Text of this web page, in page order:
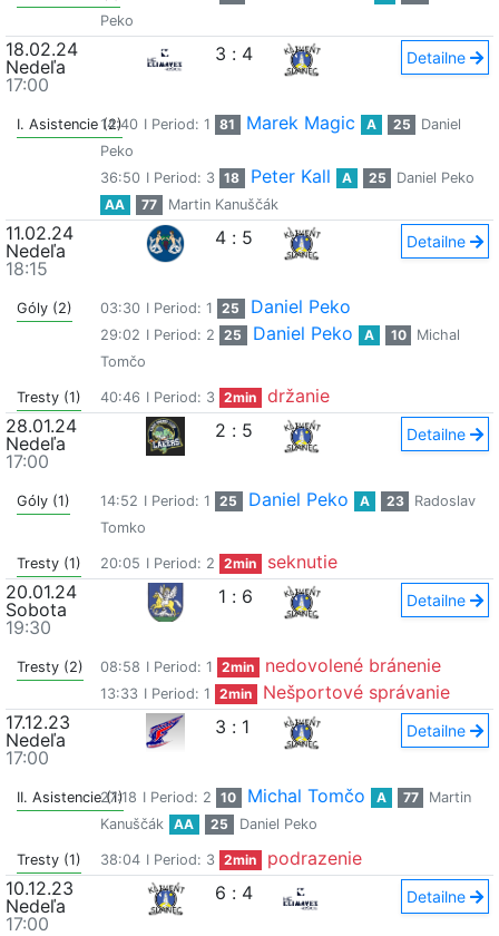
Peko
18.02.24
Nedeľa
17:00
3 : 4 Detailne
I. Asistencie (2)
14:40 I Period: 1 81 Marek Magic A 25
Daniel
Peko
36:50 I Period: 3 18 Peter Kall A 25
Daniel Peko
AA
77 Martin Kanuščák
11.02.24
Nedeľa
18:15
4 : 5 Detailne
Góly (2) 03:30 I Period: 1 25 Daniel Peko
29:02 I Period: 2 25 Daniel Peko A 10
Michal
Tomčo
Tresty (1) 40:46 I Period: 3 2min
držanie
28.01.24
Nedeľa
17:00
2 : 5 Detailne
Góly (1) 14:52 I Period: 1 25 Daniel Peko A 23
Radoslav
Tomko
Tresty (1) 20:05 I Period: 2 2min
seknutie
20.01.24
Sobota
19:30
1 : 6 Detailne
Tresty (2) 08:58 I Period: 1 2min nedovolené bránenie
13:33 I Period: 1 2min
Nešportové správanie
17.12.23
Nedeľa
17:00
3 : 1 Detailne
II. Asistencie (1)
27:18 I Period: 2 10 Michal Tomčo A 77
Martin
Kanuščák
AA 25 Daniel Peko
Tresty (1) 38:04 I Period: 3 2min
podrazenie
10.12.23
Nedeľa
17:00
6 : 4 Detailne